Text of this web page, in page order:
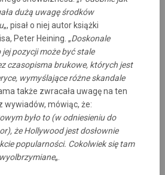
dużą uwagę środków
„, pisał o niej autor książki
Peter Heining. „Doskonale
jej pozycji może być stale
czasopisma brukowe, których jest
wymyślające różne skandale
także zwracała uwagę na ten
wywiadów, mówiąc, że:
było to (w odniesieniu do
że Hollywood jest dosłownie
popularności. Cokolwiek się tam
„.